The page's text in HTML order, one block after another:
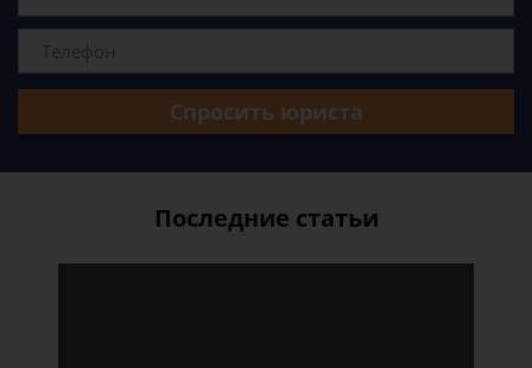
Спросить юриста
Последние статьи